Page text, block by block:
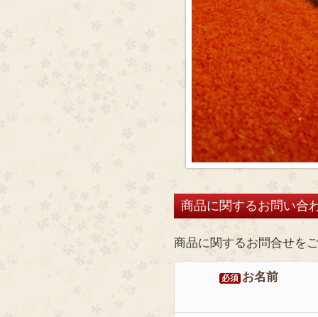
商品に関するお問い合
商品に関するお問合せを
必須 お名前